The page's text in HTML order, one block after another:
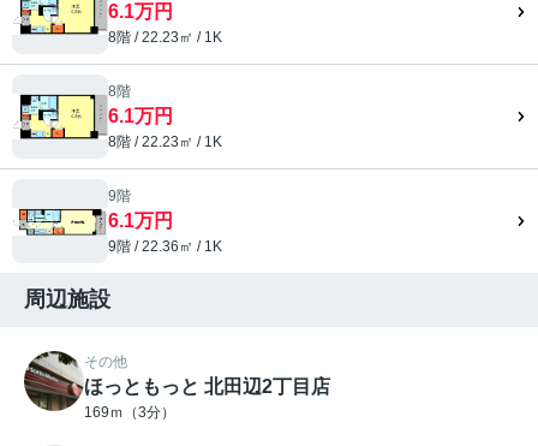
6.1万円
8階 / 22.23㎡ / 1K
8階
6.1万円
8階 / 22.23㎡ / 1K
9階
6.1万円
9階 / 22.36㎡ / 1K
周辺施設
その他
ほっともっと 北田辺2丁目店
169ｍ（3分）